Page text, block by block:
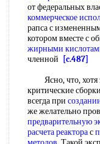
от федеральных
коммерческое
рапса с
котором вместе с
жирными
членной
[c.487]
Ясно, что, хотя
критические
всегда при
же желательно
предварительную
расчета реакторас